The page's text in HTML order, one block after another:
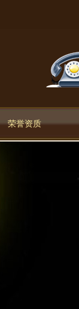
荣誉资质